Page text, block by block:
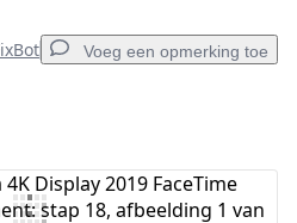
Voeg een opmerking toe